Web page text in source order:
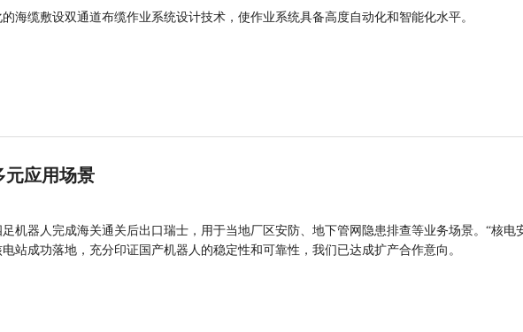
海缆敷设双通道布缆作业系统设计技术，使作业系统具备高度自动化和智能化水平。
元应用场景
机器人完成海关通关后出口瑞士，用于当地厂区安防、地下管网隐患排查等业务场景。“核电
站成功落地，充分印证国产机器人的稳定性和可靠性，我们已达成扩产合作意向。